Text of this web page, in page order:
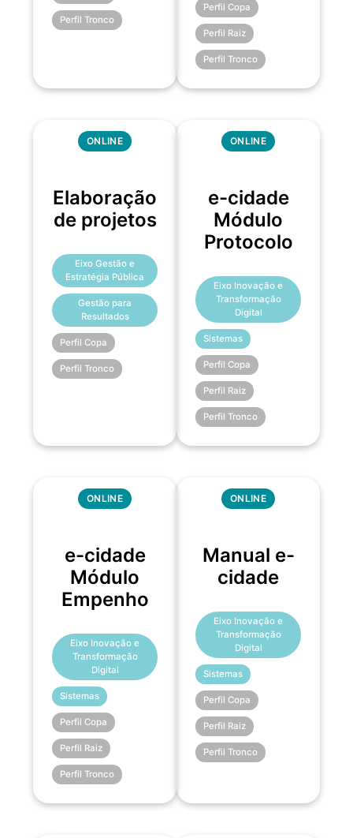
Perfil Tronco
Perfil Copa
Perfil Raiz
Perfil Tronco
ONLINE
Elaboração
de projetos
Eixo Gestão e
Estratégia Pública
Gestão para
Resultados
Perfil Copa
Perfil Tronco
ONLINE
e-cidade
Módulo
Protocolo
Eixo Inovação e
Transformação
Digital
Sistemas
Perfil Copa
Perfil Raiz
Perfil Tronco
ONLINE
e-cidade
Módulo
Empenho
Eixo Inovação e
Transformação
Digital
Sistemas
Perfil Copa
Perfil Raiz
Perfil Tronco
ONLINE
Manual e-
cidade
Eixo Inovação e
Transformação
Digital
Sistemas
Perfil Copa
Perfil Raiz
Perfil Tronco